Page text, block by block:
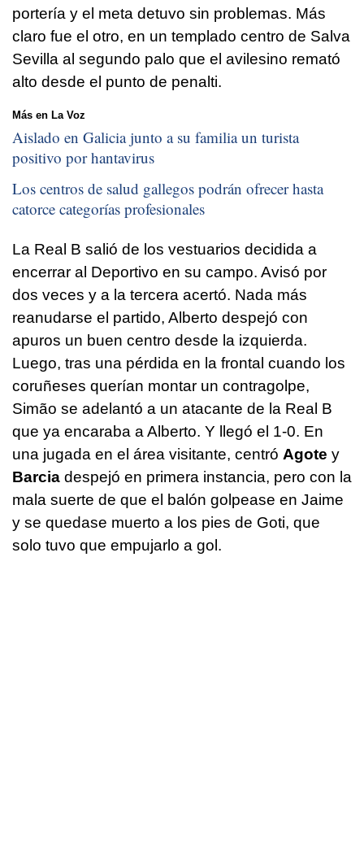
portería y el meta detuvo sin problemas. Más
claro fue el otro, en un templado centro de Salva
Sevilla al segundo palo que el avilesino remató
alto desde el punto de penalti.
Más en La Voz
Aislado en Galicia junto a su familia un turista
positivo por hantavirus
Los centros de salud gallegos podrán ofrecer hasta
catorce categorías profesionales
La Real B salió de los vestuarios decidida a
encerrar al Deportivo en su campo. Avisó por
dos veces y a la tercera acertó. Nada más
reanudarse el partido, Alberto despejó con
apuros un buen centro desde la izquierda.
Luego, tras una pérdida en la frontal cuando los
coruñeses querían montar un contragolpe,
Simão se adelantó a un atacante de la Real B
que ya encaraba a Alberto. Y llegó el 1-0. En
una jugada en el área visitante, centró Agote y
Barcia despejó en primera instancia, pero con la
mala suerte de que el balón golpease en Jaime
y se quedase muerto a los pies de Goti, que
solo tuvo que empujarlo a gol.